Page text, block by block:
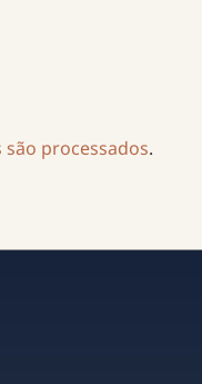
processados.